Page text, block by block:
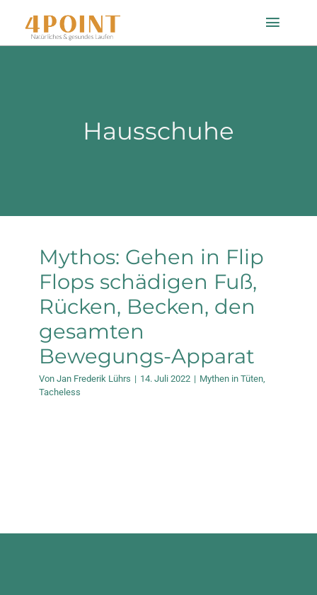
Inhalt
Toggle
Einlagenfinder
Technologie
Mein Konto
Shop
Hausschuhe
Mythos: Gehen in Flip
Flops schädigen Fuß,
Rücken, Becken, den
gesamten
Bewegungs-Apparat
Von Jan Frederik Lührs | 14. Juli 2022 | Mythen in Tüten
Tacheless